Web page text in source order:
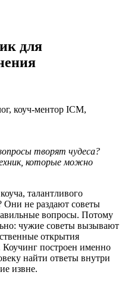
для
коуч-ментор ICM,
творят чудеса?
которые можно
талантливого
Они не раздают советы
вопросы. Потому
чужие советы вызывают
открытия
построен именно
найти ответы внутри
извне.